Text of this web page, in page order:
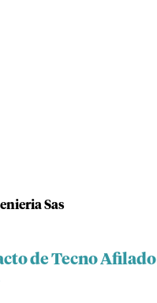
Sas
de Tecno Afilado